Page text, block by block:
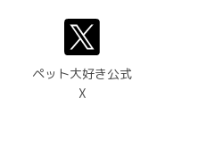
ペット大好き公式
X